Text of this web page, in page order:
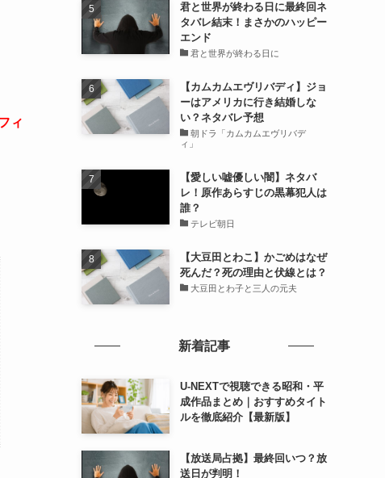
ィ
君と世界が終わる日に最終回ネ
タバレ結末！まさかのハッピー
エンド
君と世界が終わる日に
【カムカムエヴリバディ】ジョ
ーはアメリカに行き結婚しな
い？ネタバレ予想
朝ドラ「カムカムエヴリバデ
ィ」
【愛しい嘘優しい闇】ネタバ
レ！原作あらすじの黒幕犯人は
誰？
テレビ朝日
【大豆田とわこ】かごめはなぜ
死んだ？死の理由と伏線とは？
大豆田とわ子と三人の元夫
新着記事
U-NEXTで視聴できる昭和・平
成作品まとめ｜おすすめタイト
ルを徹底紹介【最新版】
【放送局占拠】最終回いつ？放
送日が判明！